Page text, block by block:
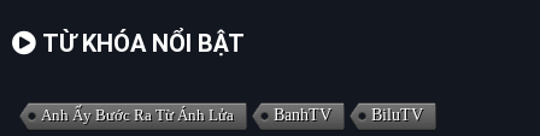
TỪ KHÓA NỔI BẬT
Anh Ấy Bước Ra Từ Ánh Lửa BanhTV BiluTV